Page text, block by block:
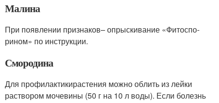
Малина
При появлении признаков– опрыскивание «Фитоспо­
рином» по инструкции.
Смородина
Для профилактикирастения можно об­лить из лейки
раствором мочевины (50 г на 10 л воды). Если болезнь